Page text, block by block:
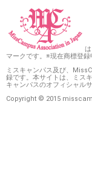
マークです。※現在商標登録
ミスキャンパス及び、
録です。本サイトは、ミス
キャンパスのオフィシャルサ
Copyright © 2015